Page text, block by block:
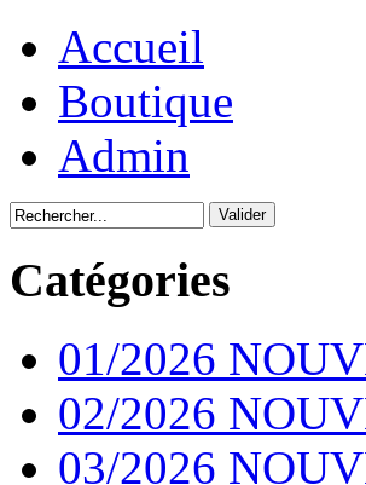
Accueil
Boutique
Admin
Catégories
01/2026
02/2026
03/2026